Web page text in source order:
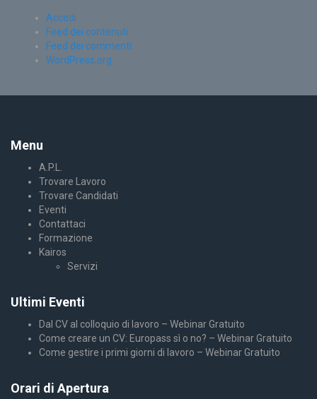
Accedi
Feed dei contenuti
Feed dei commenti
WordPress.org
Menu
A.P.L.
Trovare Lavoro
Trovare Candidati
Eventi
Contattaci
Formazione
Kairos
Servizi
Ultimi Eventi
Dal CV al colloquio di lavoro – Webinar Gratuito
Come creare un CV: Europass sì o no? – Webinar Gratuito
Come gestire i primi giorni di lavoro – Webinar Gratuito
Orari di Apertura